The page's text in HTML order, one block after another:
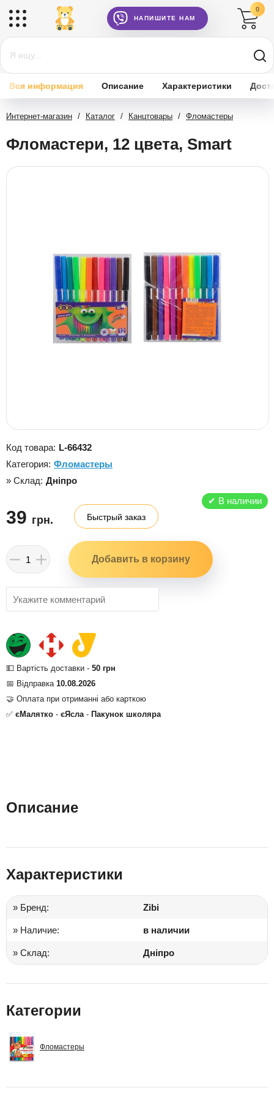
НАПИШИТЕ НАМ
0
Вся информация Описание Характеристики
Интернет-магазин / Каталог / Канцтовары / Фломастеры
Фломастери, 12 цвета, Smart
Код товара: L-66432
Категория: Фломастеры
» Склад: Дніпро
✔ В наличии
39 грн. Быстрый заказ
💵 Вартість доставки - 50 грн
📅 Відправка 10.08.2026
🤝 Оплата при отриманні або карткою
✅ єМалятко - єЯсла- Пакунок школяра
Описание
Характеристики
» Бренд: Zibi
» Наличие: в наличии
» Склад: Дніпро
Категории
Фломастеры